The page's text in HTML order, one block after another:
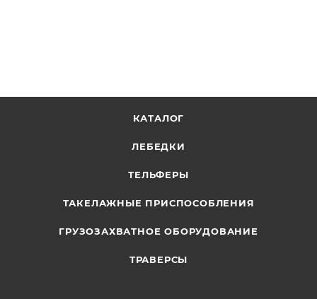
КАТАЛОГ
ЛЕБЕДКИ
ТЕЛЬФЕРЫ
ТАКЕЛАЖНЫЕ ПРИСПОСОБЛЕНИЯ
ГРУЗОЗАХВАТНОЕ ОБОРУДОВАНИЕ
ТРАВЕРСЫ